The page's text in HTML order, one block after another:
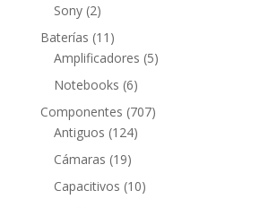
Sony 22
productos
Baterías 11 11
productos
Amplificadores 55
Notebooks 66
productos
Componentes 707707
Antiguos 124124
Cámaras 1919
productos
Capacitivos 1010